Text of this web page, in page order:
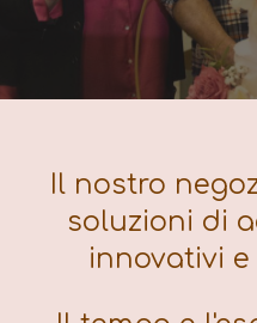
Il nostro
soluzioni di
innovativi